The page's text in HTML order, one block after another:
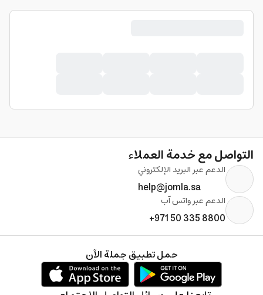
التواصل مع خدمة العملاء
الدعم عبر البريد الإلكتروني
help@jomla.sa
الدعم عبر واتس آب
+971 50 335 8800
حمل تطبيق جملة الآن